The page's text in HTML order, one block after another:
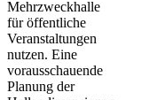
Mehrzweckhalle
für öffentliche
Veranstaltungen
nutzen. Eine
voraus­schauende
Planung der